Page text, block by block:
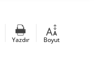
Yazdır Boyut